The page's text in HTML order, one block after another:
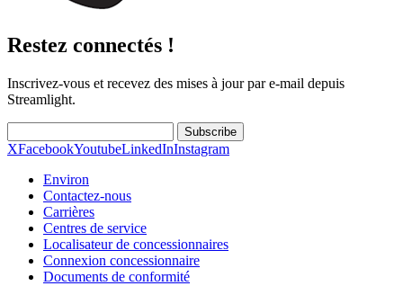
Restez connectés !
Inscrivez-vous et recevez des mises à jour par e-mail depuis
Streamlight.
Subscribe
XFacebookYoutubeLinkedInInstagram
Environ
Contactez-nous
Carrières
Centres de service
Localisateur de concessionnaires
Connexion concessionnaire
Documents de conformité